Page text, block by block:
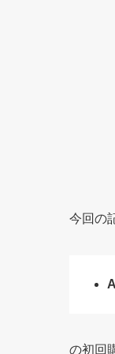
今回の
の初回